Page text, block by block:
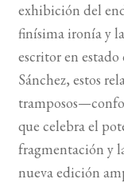
exhibición del
finísima ironía y
escritor en
Sánchez, estos
que celebra el
fragmentación y
nueva edición